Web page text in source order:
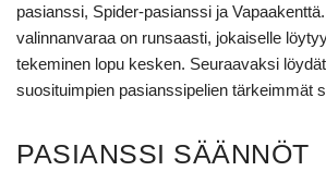
pasianssi, Spider-pasianssi ja
valinnanvaraa on runsaasti, jokaiselle
tekeminen lopu kesken. Seuraavaksi
suosituimpien pasianssipelien tärkeimmät
PASIANSSI SÄÄNNÖT